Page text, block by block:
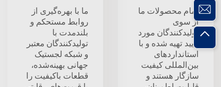
تمام محصولات ما
از سوی
تولیدکنندگان مورد
تأیید تهیه شده و با
استانداردهای
بین‌المللی کیفیت
سازگار هستند و
ما با بهره‌گیری از
روابط مستحکم و
بلندمدت با
تولیدکنندگان معتبر
و شبکه لجستیک
جهانی بهینه‌شده،
قطعات باکیفیت را